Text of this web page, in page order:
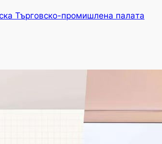
Търговско-промишлена палaта